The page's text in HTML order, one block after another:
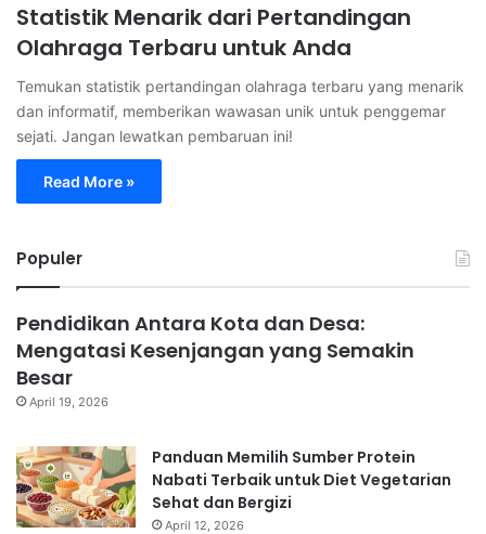
Statistik Menarik dari Pertandingan
Olahraga Terbaru untuk Anda
Temukan statistik pertandingan olahraga terbaru yang menarik
dan informatif, memberikan wawasan unik untuk penggemar
sejati. Jangan lewatkan pembaruan ini!
Read More »
Populer
Pendidikan Antara Kota dan Desa:
Mengatasi Kesenjangan yang Semakin
Besar
April 19, 2026
Panduan Memilih Sumber Protein
Nabati Terbaik untuk Diet Vegetarian
Sehat dan Bergizi
April 12, 2026